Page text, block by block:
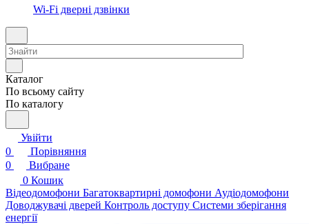
Wi-Fi дверні дзвінки
Каталог
По всьому сайту
По каталогу
Увійти
0
Порівняння
0
Вибране
0 Кошик
Відеодомофони Багатоквартирні домофони Аудіодомофони
Доводжувачі дверей Контроль доступу Системи зберігання
енергії